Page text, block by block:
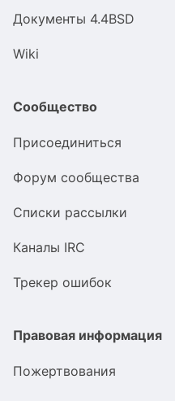
Документы 4.4BSD
Wiki
Сообщество
Присоединиться
Форум сообщества
Списки рассылки
Каналы IRC
Трекер ошибок
Правовая информация
Пожертвования